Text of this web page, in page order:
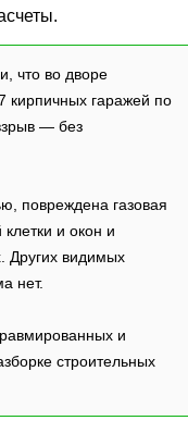
что во дворе
кирпичных гаражей по
— без
повреждена газовая
и окон и
Других видимых
нет.
и
строительных